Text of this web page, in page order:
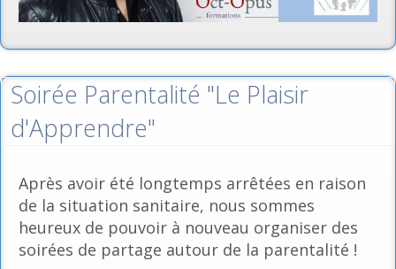
Soirée Parentalité "Le Plaisir
d'Apprendre"
Après avoir été longtemps arrêtées en raison
de la situation sanitaire, nous sommes
heureux de pouvoir à nouveau organiser des
soirées de partage autour de la parentalité !